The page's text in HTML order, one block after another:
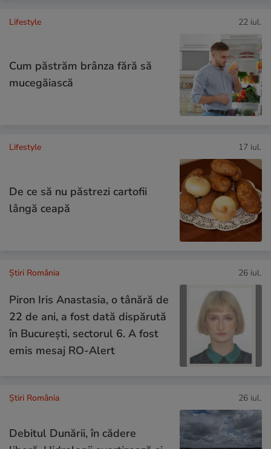
Lifestyle 22 iul.
Cum păstrăm brânza fără să
mucegăiască
Lifestyle 17 iul.
De ce să nu păstrezi cartofii
lângă ceapă
Știri România 26 iul.
Piron Iris Anastasia, o tânără de
22 de ani, a fost dată dispărută
în București, sectorul 6. A fost
emis mesaj RO-Alert
Știri România 26 iul.
Debitul Dunării, în cădere